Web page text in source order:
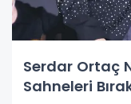
Serdar Ortaç
Sahneleri